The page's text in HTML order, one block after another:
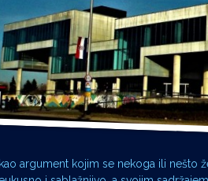
argument kojim se nekoga ili nešto